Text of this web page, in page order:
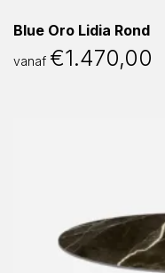
Blue Oro Lidia Rond
vanaf €1.470,00